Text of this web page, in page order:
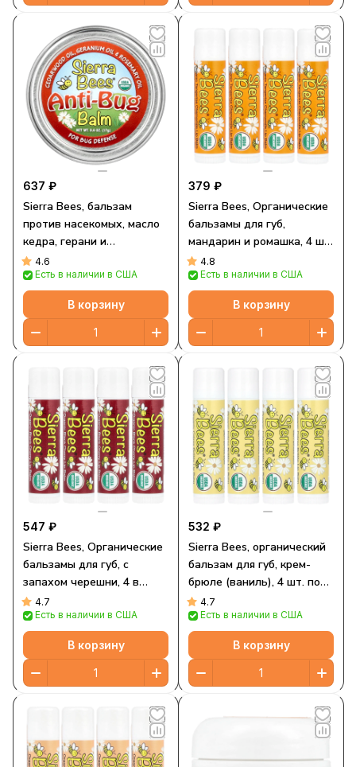
637 ₽
Sierra Bees, бальзам
против насекомых, масло
кедра, герани и
розмарина, 17 г (0,6 унции)
4.6
Есть в наличии в США
В корзину
379 ₽
Sierra Bees, Органические
бальзамы для губ,
мандарин и ромашка, 4 шт.
в упаковке, 0,15 унции
(4,25 г) каждый
4.8
Есть в наличии в США
В корзину
547 ₽
Sierra Bees, Органические
бальзамы для губ, с
запахом черешни, 4 в
упаковке, 4,25 г (15 унций)
каждый
4.7
Есть в наличии в США
В корзину
532 ₽
Sierra Bees, органический
бальзам для губ, крем-
брюле (ваниль), 4 шт. по
4,25 г (0,15 унции) в
упаковке
4.7
Есть в наличии в США
В корзину